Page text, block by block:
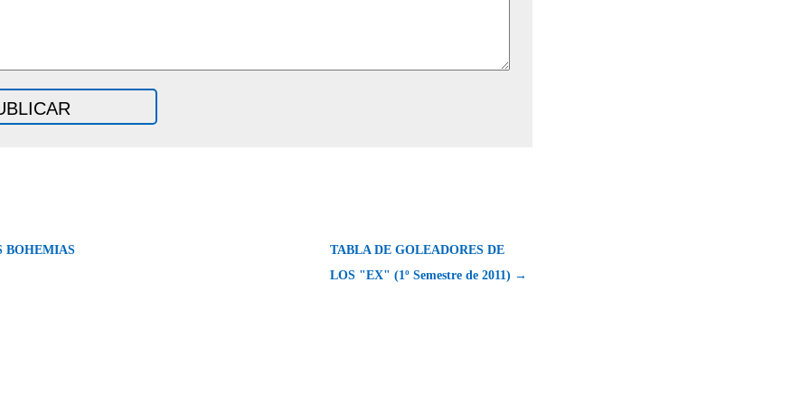
BOHEMIAS
TABLA DE GOLEADORES DE
LOS "EX" (1º Semestre de 2011) →